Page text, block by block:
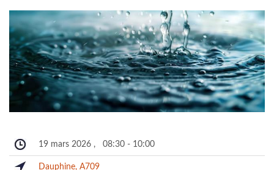
19 mars 2026 , 08:30 - 10:00
Dauphine, A709